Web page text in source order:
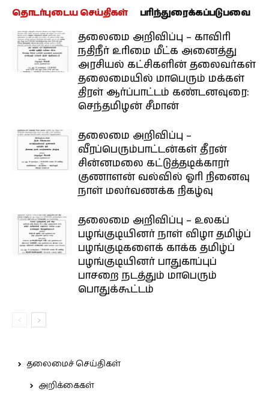
தொடர்புடைய செய்திகள் பரிந்துரைக்கப்படுபவை
தலைமை அறிவிப்பு – காவிரி
நதிநீர் உரிமை மீட்க அனைத்து
அரசியல் கட்சிகளின் தலைவர்கள்
தலைமையில் மாபெரும் மக்கள்
திரள் ஆர்ப்பாட்டம் கண்டனவுரை:
செந்தமிழன் சீமான்
தலைமை அறிவிப்பு –
வீரப்பெரும்பாட்டன்கள் தீரன்
சின்னமலை கட்டுத்தடிக்காரர்
குணாளன் வல்வில் ஓரி நினைவு
நாள் மலர்வணக்க நிகழ்வு
தலைமை அறிவிப்பு – உலகப்
பழங்குடியினர் நாள் விழா தமிழ்ப்
பழங்குடிகளைக் காக்க தமிழ்ப்
பழங்குடியினர் பாதுகாப்புப்
பாசறை நடத்தும் மாபெரும்
பொதுக்கூட்டம்
தலைமைச் செய்திகள்
அறிக்கைகள்